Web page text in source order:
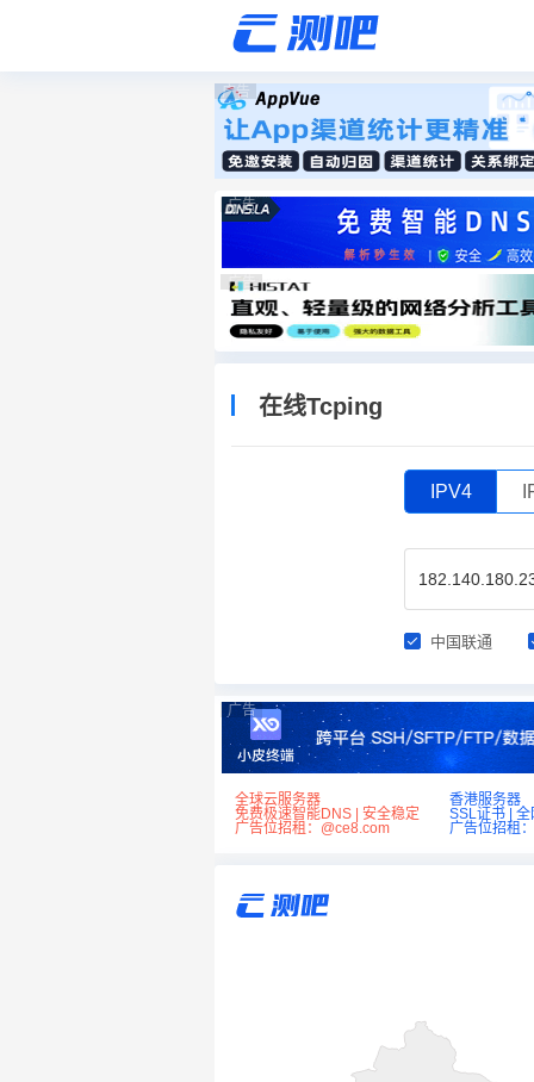
广告
广告
广告
在线Tcping
IPV4
中国联通
广告
全球云服务器
香港服务器
免费极速智能DNS | 安全稳定
SSL证书 |
广告位招租：@ce8.com
广告位招租